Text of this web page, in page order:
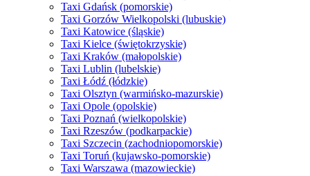
Taxi Gdańsk (pomorskie)
Taxi Gorzów Wielkopolski (lubuskie)
Taxi Katowice (śląskie)
Taxi Kielce (świętokrzyskie)
Taxi Kraków (małopolskie)
Taxi Lublin (lubelskie)
Taxi Łódź (łódzkie)
Taxi Olsztyn (warmińsko-mazurskie)
Taxi Opole (opolskie)
Taxi Poznań (wielkopolskie)
Taxi Rzeszów (podkarpackie)
Taxi Szczecin (zachodniopomorskie)
Taxi Toruń (kujawsko-pomorskie)
Taxi Warszawa (mazowieckie)